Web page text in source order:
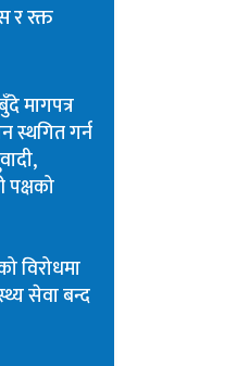
र रक्त
मागपत्र
स्थगित गर्न
विरोधमा
सेवा बन्द